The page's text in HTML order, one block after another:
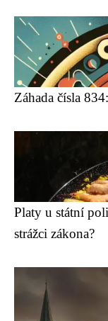
Záhada čísla
Platy u státní
strážci zákona?